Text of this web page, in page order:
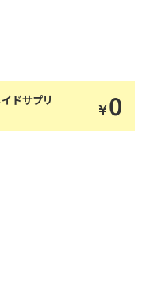
ドサプリ
¥0